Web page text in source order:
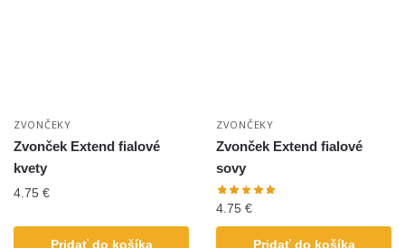
ZVONČEKY
Zvonček Extend fialové
kvety
4.75 €
Pridať do košíka
ZVONČEKY
Zvonček Extend fialové
sovy
4.75 €
Pridať do košíka